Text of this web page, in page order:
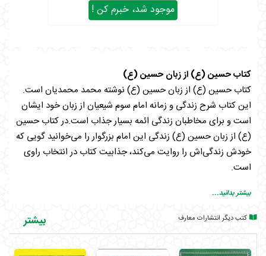
موجود شد، خبرم کن !
کتاب حسین (ع) از زبان حسین (ع)
کتاب حسین (ع) از زبان حسین (ع) نوشته محمد محمدیان است.
این کتاب شرح زندگی و زمانه امام سوم شیعیان از زبان خود ایشان
است و برای مخاطبان زندگی ائمه بسیار جذاب است.در کتاب حسین
(ع) از زبان حسین (ع) زندگی این امام بزرگوار را می‌خوانید گویی که
خودش زندگی‌اش را روایت می‌کند، جذابیت کتاب در انتخاب راوی
است.
گزیده کتاب حسین (ع) از زبان حسین (ع):
ایشان کاسه خرما و ظرف شیر و سر شیری که «امّ ایمن» برای ما
هدیه آورده بود را در مقابل حضرتش نهادیم، رسول خدا (ص) از آن
بیشتر بدانید...
کتب دیگر انتشارات معارف بیشتر